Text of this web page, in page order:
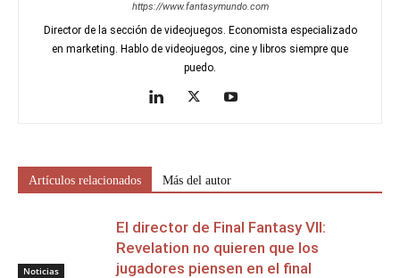
https://www.fantasymundo.com
Director de la sección de videojuegos. Economista especializado
en marketing. Hablo de videojuegos, cine y libros siempre que
puedo.
Artículos relacionados Más del autor
Noticias
El director de Final Fantasy VII:
Revelation no quieren que los
jugadores piensen en el final